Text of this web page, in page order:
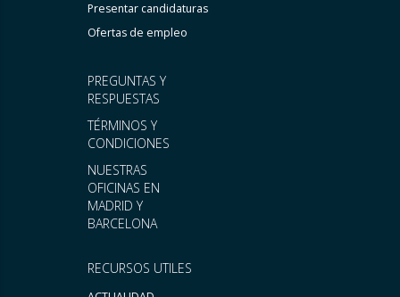
RECURSOS UTILES
PREGUNTAS Y
RESPUESTAS
TÉRMINOS Y
CONDICIONES
NUESTRAS
OFICINAS EN
MADRID Y
BARCELONA
Presentar candidaturas
Ofertas de empleo